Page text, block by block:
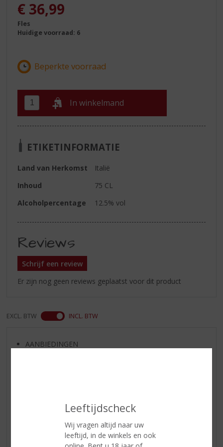
Leeftijdscheck
Wij vragen altijd naar uw
leeftijd, in de winkels en ook
€ 36,99
Fles
Huidige voorraad: 6
In winkelmand
ETIKETINFORMATIE
Land van Herkomst
Italië
Inhoud
75 CL
Alcoholpercentage
12.5% vol
Reviews
Schrijf een review
Er zijn nog geen reviews geplaatst voor dit product
EXCL. BTW INCL. BTW
AANBIEDINGEN
WIJN VAN DE MAAND
WHISKY VAN DE MAAND
RUM VAN DE MAAND